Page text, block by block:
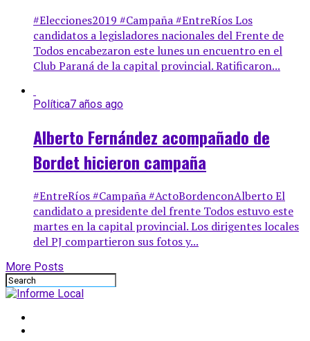
#Elecciones2019 #Campaña #EntreRíos Los
candidatos a legisladores nacionales del Frente de
Todos encabezaron este lunes un encuentro en el
Club Paraná de la capital provincial. Ratificaron...
Política7 años ago
Alberto Fernández acompañado de
Bordet hicieron campaña
#EntreRíos #Campaña #ActoBordenconAlberto El
candidato a presidente del frente Todos estuvo este
martes en la capital provincial. Los dirigentes locales
del PJ compartieron sus fotos y...
More Posts